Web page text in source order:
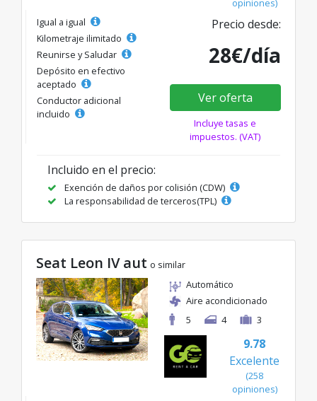
opiniones)
Igual a igual
Kilometraje ilimitado
Reunirse y Saludar
Depósito en efectivo
aceptado
Conductor adicional
incluido
Precio desde:
28€/día
Ver oferta
Incluye tasas e
impuestos. (VAT)
Incluido en el precio:
Exención de daños por colisión (CDW)
La responsabilidad de terceros(TPL)
Seat Leon IV aut o similar
Automático
Aire acondicionado
5
4 3
9.78
Excelente
(258
opiniones)